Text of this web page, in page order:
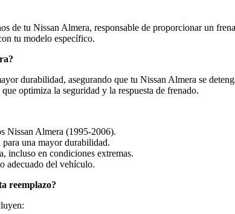
de tu Nissan Almera, responsable de proporcionar un
tu modelo específico.
durabilidad, asegurando que tu Nissan Almera se
optimiza la seguridad y la respuesta de frenado.
Nissan Almera (1995-2006).
para una mayor durabilidad.
incluso en condiciones extremas.
adecuado del vehículo.
reemplazo?